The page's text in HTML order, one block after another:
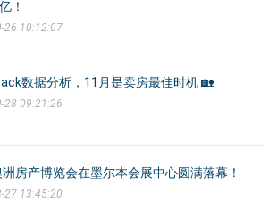
！
26 10:12:07
数据分析，11月是卖房最佳时机 🏡
28 09:21:26
房产博览会在墨尔本会展中心圆满落幕！
27 13:45:20